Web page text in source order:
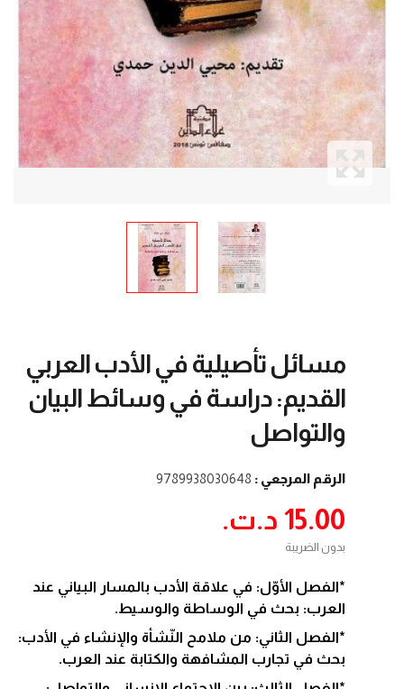
مسائل تأصيلية في الأدب العربي
القديم: دراسة في وسائط البيان
والتواصل
الرقم المرجعي : 9789938030648
15.00 د.ت.‏
بدون الضريبة
*الفصل الأوّل: في علاقة الأدب بالمسار البياني عند
العرب: بحث في الوساطة والوسيط.
*الفصل الثاني: من ملامح النّشأة والإنشاء في الأدب:
بحث في تجارب المشافهة والكتابة عند العرب.